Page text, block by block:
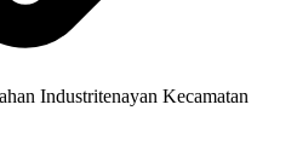
Industritenayan Kecamatan